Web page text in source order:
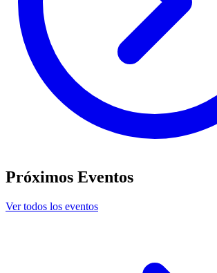
Próximos Eventos
Ver todos los eventos